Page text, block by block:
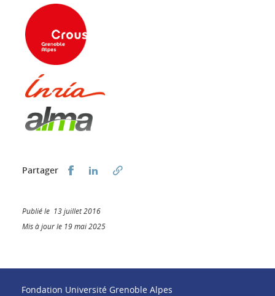
Partager Partager sur Facebook
Partager sur LinkedIn
Publié le 13 juillet 2016
Mis à jour le 19 mai 2025
Fondation Université Grenoble Alpes